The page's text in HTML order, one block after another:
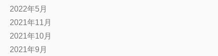
2022年5月
2021年11月
2021年10月
2021年9月